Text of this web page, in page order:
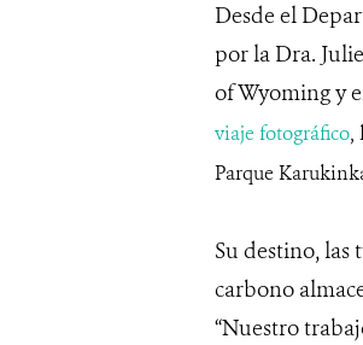
Desde el
por la Dra.
of Wyoming y
viaje fotográfico,
Parque
Su destino, las
carbono
“Nuestro